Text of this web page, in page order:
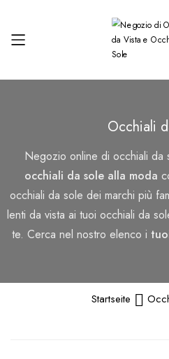
Occhiali
Negozio online di occhiali da
occhiali da sole alla moda
occhiali da sole dei marchi più
lenti da vista ai tuoi occhiali da
te. Cerca nel nostro elenco i
Startseite